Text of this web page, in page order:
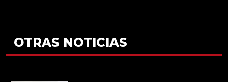
OTRAS NOTICIAS